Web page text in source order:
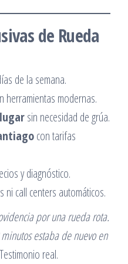
de Rueda
de la semana.
herramientas modernas.
sin necesidad de grúa.
con tarifas
y diagnóstico.
ni call centers automáticos.
por una rueda rota.
estaba de nuevo en
real.